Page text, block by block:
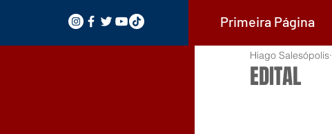
EDITAL
Hiago Salesópolis
Primeira Página